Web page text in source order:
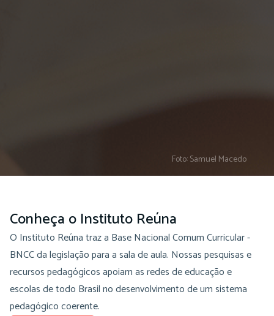
Foto: Samuel Macedo
Conheça o Instituto Reúna
O Instituto Reúna traz a Base Nacional Comum Curricular -
BNCC da legislação para a sala de aula. Nossas pesquisas e
recursos pedagógicos apoiam as redes de educação e
escolas de todo Brasil no desenvolvimento de um sistema
pedagógico coerente.